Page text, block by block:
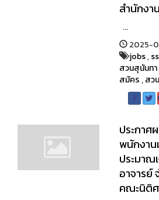
สำนักงา
...
2025-
jobs,
สวนสุนันทา
สมัคร,สว
ประกาศ
พนักงาน
ประมาณ
อาจารย์
คณะนิติ